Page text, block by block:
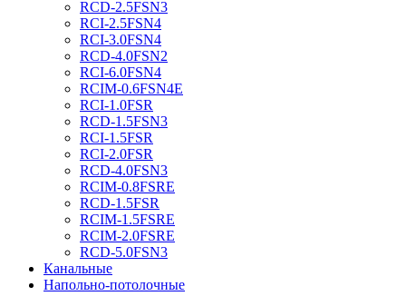
RCD-2.5FSN3
RCI-2.5FSN4
RCI-3.0FSN4
RCD-4.0FSN2
RCI-6.0FSN4
RCIM-0.6FSN4E
RCI-1.0FSR
RCD-1.5FSN3
RCI-1.5FSR
RCI-2.0FSR
RCD-4.0FSN3
RCIM-0.8FSRE
RCD-1.5FSR
RCIM-1.5FSRE
RCIM-2.0FSRE
RCD-5.0FSN3
Канальные
Напольно-потолочные